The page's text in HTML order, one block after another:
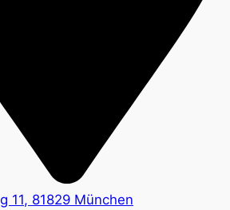
11, 81829 München